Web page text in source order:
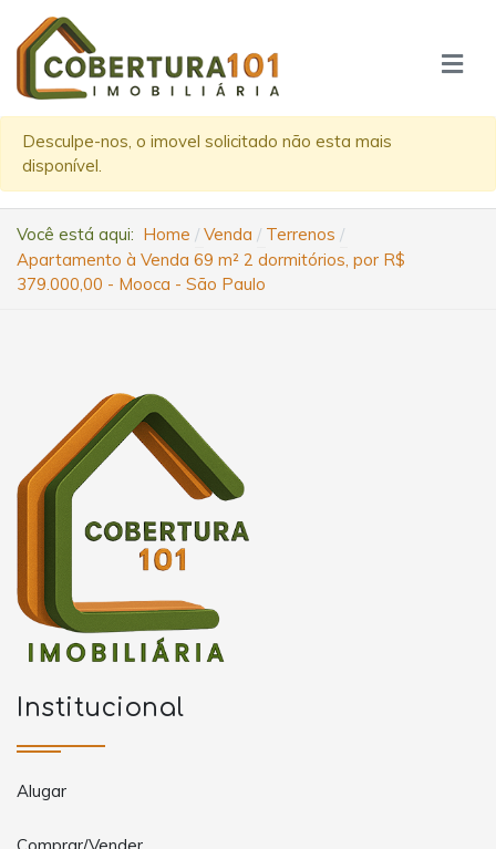
Desculpe-nos, o imovel solicitado não esta mais
disponível.
Você está aqui: Home Venda
Terrenos
Apartamento à Venda 69 m² 2 dormitórios, por R$
379.000,00 - Mooca - São Paulo
Institucional
Alugar